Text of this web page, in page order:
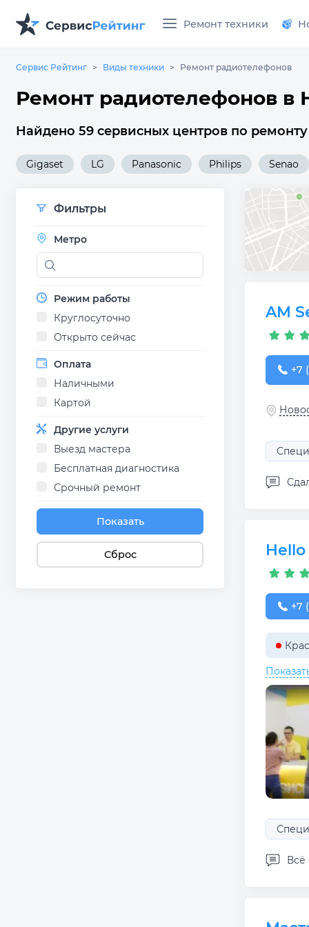
Ремонт техники
Сервис Рейтинг Виды техники Ремонт радиотелефонов
Ремонт радиотелефонов в
Найдено 59 сервисных центров по
Gigaset LG Panasonic Philips Senao
Фильтры
Метро
Режим работы
Круглосуточно
Открыто сейчас
Оплата
Наличными
Картой
Другие услуги
Выезд мастера
Бесплатная диагностика
Срочный ремонт
Показать
Сброс
AM
+7+7
+7+7
Всё